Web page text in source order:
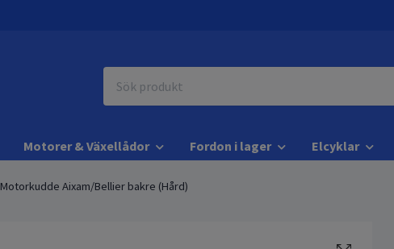
Motorer & Växellådor Fordon i lager Elcyklar
Motorkudde Aixam/Bellier bakre (Hård)